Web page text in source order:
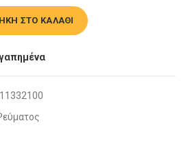
Bosch GBH 4-32 DFR Ρεύματος
ΣΤΟ ΚΑΛΆΘΙ